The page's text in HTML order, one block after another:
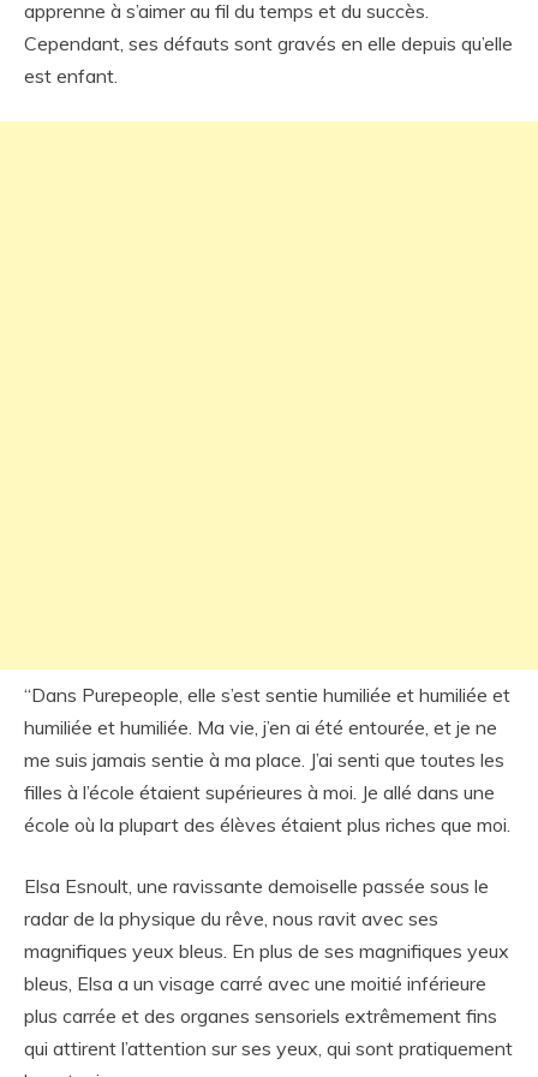
apprenne à s’aimer au fil du temps et du succès.
Cependant, ses défauts sont gravés en elle depuis qu’elle
est enfant.
“Dans Purepeople, elle s’est sentie humiliée et humiliée et
humiliée et humiliée. Ma vie, j’en ai été entourée, et je ne
me suis jamais sentie à ma place. J’ai senti que toutes les
filles à l’école étaient supérieures à moi. Je allé dans une
école où la plupart des élèves étaient plus riches que moi.
Elsa Esnoult, une ravissante demoiselle passée sous le
radar de la physique du rêve, nous ravit avec ses
magnifiques yeux bleus. En plus de ses magnifiques yeux
bleus, Elsa a un visage carré avec une moitié inférieure
plus carrée et des organes sensoriels extrêmement fins
qui attirent l’attention sur ses yeux, qui sont pratiquement